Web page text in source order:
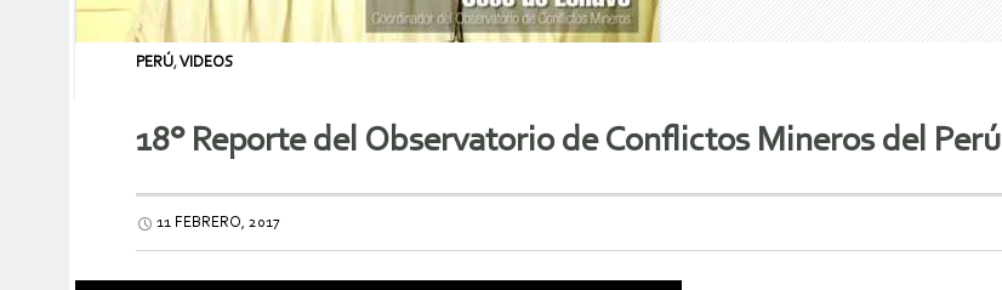
PERÚ,VIDEOS
18° Reporte del Observatorio de Conflictos Mineros del Perú
11 FEBRERO, 2017